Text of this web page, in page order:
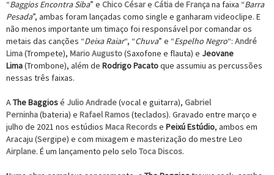
“Baggios Encontra Siba” e Chico Césare Cátia de Françana faixa “Barra
Pesada”, ambas foram lançadas como single e ganharam videoclipe. E
não menos importante um timaço foi responsável por comandar os
metais das canções “Deixa Raiar“, “Chuva” e “Espelho Negro“: André
Lima(Trompete), Mario Augusto(Saxofone e flauta) e Jeovane
Lima(Trombone), além de Rodrigo Pacatoque assumiu as percussões
nessas três faixas.
A The Baggiosé Julio Andrade(vocal e guitarra), Gabriel
Perninha(bateria) e Rafael Ramos(teclados). Gravado entre março e
julho de 2021 nos estúdios Maca Recordse Peixú Estúdio, ambos em
Aracaju (Sergipe) e com mixagem e masterização do mestre Leo
Airplane. É um lançamento pelo selo Toca Discos.